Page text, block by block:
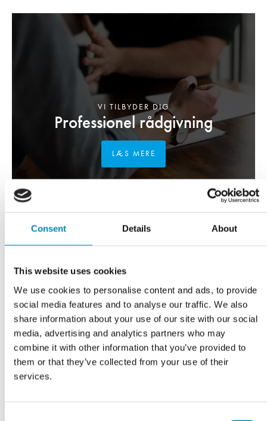
Consent Details About
This website uses cookies
We use cookies to personalise content and ads, to provide
social media features and to analyse our traffic. We also
share information about your use of our site with our social
media, advertising and analytics partners who may
combine it with other information that you’ve provided to
them or that they’ve collected from your use of their
services.
Professionel rådgivning
VI TILBYDER DIG
LÆS MERE
FÅ TEGNET DIT PROJEKT